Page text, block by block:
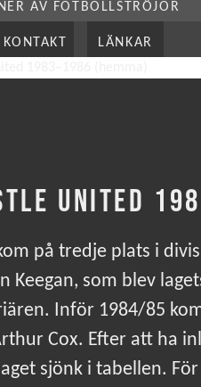
AV FOTBOLLSTRÖJOR
KONTAKT LÄNKAR
UNITED
på tredje plats i
Keegan, som blev
Inför 1984/85
Cox. Efter att ha
sjönk i tabellen.